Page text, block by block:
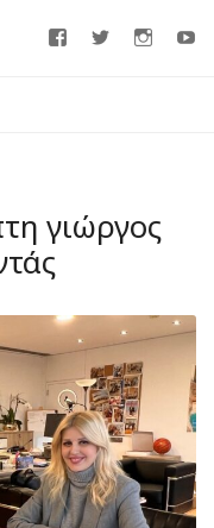
FacebookTwitter
γιώργος